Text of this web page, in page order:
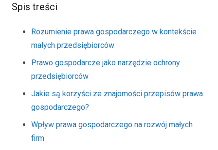
Spis treści
Rozumienie prawa gospodarczego w kontekście
małych przedsiębiorców
Prawo gospodarcze jako narzędzie ochrony
przedsiębiorców
Jakie są korzyści ze znajomości przepisów prawa
gospodarczego?
Wpływ prawa gospodarczego na rozwój małych
firm